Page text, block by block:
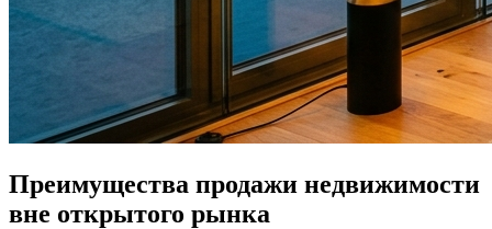
Преимущества продажи недвижимости
вне открытого рынка